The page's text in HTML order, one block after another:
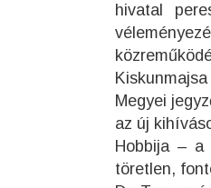
hivatal
Megyei
az új
Hobbija – a
töretlen,